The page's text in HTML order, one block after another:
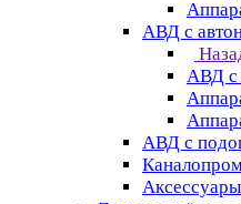
АВД с
АВД с
АВД с